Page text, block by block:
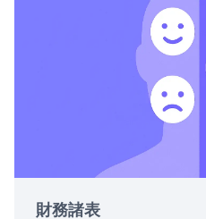
財務諸表